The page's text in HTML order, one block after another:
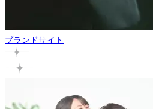
ブランドサイト